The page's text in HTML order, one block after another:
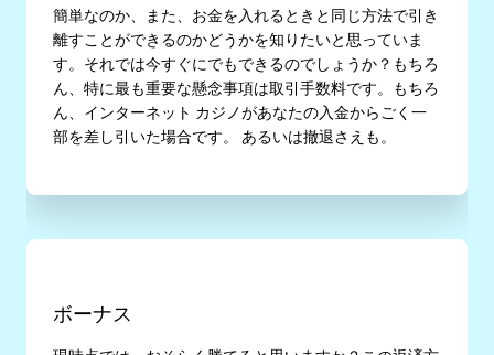
簡単なのか、また、お金を入れるときと同じ方法で引き
離すことができるのかどうかを知りたいと思っていま
す。それでは今すぐにでもできるのでしょうか？もちろ
ん、特に最も重要な懸念事項は取引手数料です。もちろ
ん、インターネット カジノがあなたの入金からごく一
部を差し引いた場合です。 あるいは撤退さえも。
ボーナス